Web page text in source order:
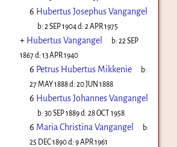
6 Hubertus Josephus Vangangel
b:2 SEP 1904d:2 APR 1975
+ Hubertus Vangangel b:22 SEP
1867d: 13 APR 1940
6 Petrus Hubertus Mikkenie
b:
27 MAY 1888d: 20 JUN 1888
6 Hubertus Johannes Vangangel
b:30 SEP 1889d:28 OCT 1958
6 Maria Christina Vangangel
b:
25 DEC 1890d: 9 APR 1961